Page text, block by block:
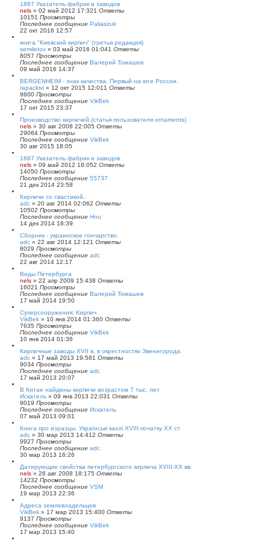
1887 Указатель фабрик и заводов
nels » 02 май 2012 17:321 Ответы
10151 Просмотры
Последнее сообщение Paliaszuk
22 окт 2016 12:57
книга "Киевский кирпич" (третья редакция)
semiletov » 03 май 2016 01:041 Ответы
8057 Просмотры
Последнее сообщение Валерий Томашев
09 май 2016 14:37
BERGENHEIM - знак качества. Первый на юге России.
rapackivi » 12 окт 2015 12:01 1 Ответы
9600 Просмотры
Последнее сообщение VikBek
17 окт 2015 23:37
Производство кирпичей (статья пользователя ornaments)
nels » 30 авг 2008 22:005 Ответы
29064 Просмотры
Последнее сообщение VikBek
30 авг 2015 18:05
1887 Указатель фабрик и заводов
nels » 09 май 2012 18:052 Ответы
14050 Просмотры
Последнее сообщение 55737
21 дек 2014 23:58
Кирпичи со свастикой.
adc » 20 авг 2014 02:062 Ответы
10502 Просмотры
Последнее сообщение Hnu
14 дек 2014 18:39
Сборник - украинское гончарство.
adc » 22 авг 2014 12:121 Ответы
8029 Просмотры
Последнее сообщение adc
22 авг 2014 12:17
Виды Петербурга
nels » 22 апр 2009 15:438 Ответы
16021 Просмотры
Последнее сообщение Валерий Томашев
17 май 2014 19:50
Суперсооружения: Кирпич
VikBek » 10 янв 2014 01:360 Ответы
7635 Просмотры
Последнее сообщение VikBek
10 янв 2014 01:36
Кирпичные заводы XVII в. в окрестностях Звенигорода.
adc » 17 май 2013 19:581 Ответы
9034 Просмотры
Последнее сообщение adc
17 май 2013 20:07
В Китае найдены кирпичи возрастом 7 тыс. лет
Искатель » 09 янв 2013 22:031 Ответы
9019 Просмотры
Последнее сообщение Искатель
07 май 2013 09:01
Книга про изразцы. Українські кахлі XVIII-початку XX ст.
adc » 30 мар 2013 14:412 Ответы
9927 Просмотры
Последнее сообщение adc
30 мар 2013 16:26
Датирующие свойства петербургского кирпича XVIII-XX вв.
nels » 26 авг 2008 18:175 Ответы
14232 Просмотры
Последнее сообщение VSM
19 мар 2013 22:36
Адреса землевладельцев
VikBek » 17 мар 2013 15:400 Ответы
9137 Просмотры
Последнее сообщение VikBek
17 мар 2013 15:40